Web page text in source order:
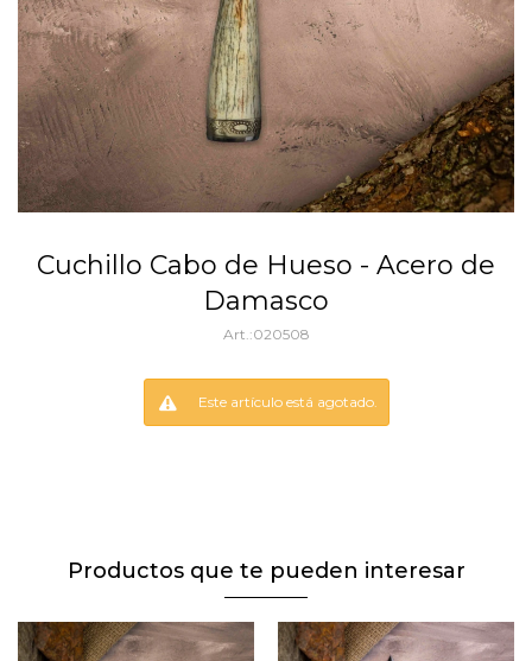
Cuchillo Cabo de Hueso - Acero de
Damasco
020508
Este artículo está agotado.
Productos que te pueden interesar